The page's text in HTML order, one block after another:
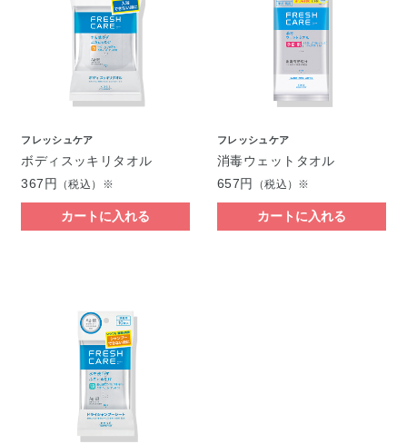
フレッシュケア
ボディスッキリタオル
367円
（税込）※
カートに入れる
フレッシュケア
消毒ウェットタオル
657円
（税込）※
カートに入れる